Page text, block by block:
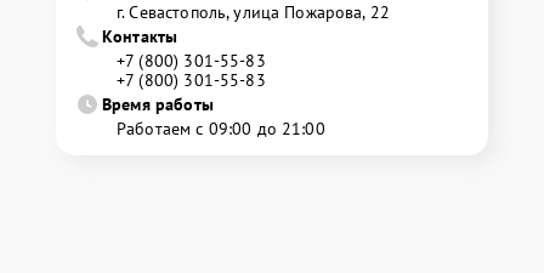
г. Севастополь, улица Пожарова, 22
Контакты
+7 (800) 301-55-83
+7 (800) 301-55-83
Время работы
Работаем с 09:00 до 21:00